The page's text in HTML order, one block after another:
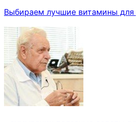
Выбираем лучшие витамины для